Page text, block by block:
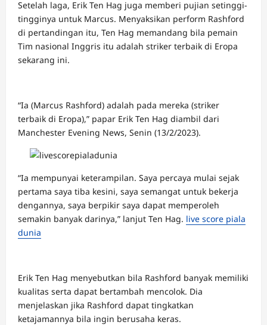
Setelah laga, Erik Ten Hag juga memberi pujian setinggi-
tingginya untuk Marcus. Menyaksikan perform Rashford
di pertandingan itu, Ten Hag memandang bila pemain
Tim nasional Inggris itu adalah striker terbaik di Eropa
sekarang ini.
“Ia (Marcus Rashford) adalah pada mereka (striker
terbaik di Eropa),” papar Erik Ten Hag diambil dari
Manchester Evening News, Senin (13/2/2023).
“Ia mempunyai keterampilan. Saya percaya mulai sejak
pertama saya tiba kesini, saya semangat untuk bekerja
dengannya, saya berpikir saya dapat memperoleh
semakin banyak darinya,” lanjut Ten Hag. live score piala
dunia
Erik Ten Hag menyebutkan bila Rashford banyak memiliki
kualitas serta dapat bertambah mencolok. Dia
menjelaskan jika Rashford dapat tingkatkan
ketajamannya bila ingin berusaha keras.